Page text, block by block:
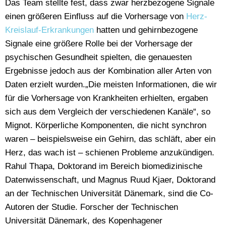
Das Team stellte fest, dass zwar herzbezogene Signale
einen größeren Einfluss auf die Vorhersage von Herz-
Kreislauf-Erkrankungen hatten und gehirnbezogene
Signale eine größere Rolle bei der Vorhersage der
psychischen Gesundheit spielten, die genauesten
Ergebnisse jedoch aus der Kombination aller Arten von
Daten erzielt wurden.„Die meisten Informationen, die wir
für die Vorhersage von Krankheiten erhielten, ergaben
sich aus dem Vergleich der verschiedenen Kanäle“, so
Mignot. Körperliche Komponenten, die nicht synchron
waren – beispielsweise ein Gehirn, das schläft, aber ein
Herz, das wach ist – schienen Probleme anzukündigen.
Rahul Thapa, Doktorand im Bereich biomedizinische
Datenwissenschaft, und Magnus Ruud Kjaer, Doktorand
an der Technischen Universität Dänemark, sind die Co-
Autoren der Studie. Forscher der Technischen
Universität Dänemark, des Kopenhagener